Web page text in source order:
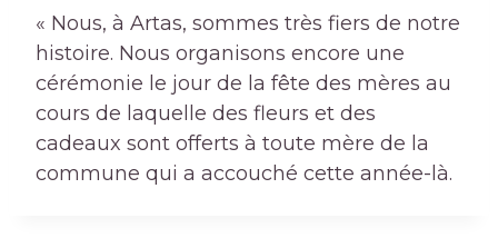
« Nous, à Artas, sommes très fiers de notre
histoire. Nous organisons encore une
cérémonie le jour de la fête des mères au
cours de laquelle des fleurs et des
cadeaux sont offerts à toute mère de la
commune qui a accouché cette année-là.